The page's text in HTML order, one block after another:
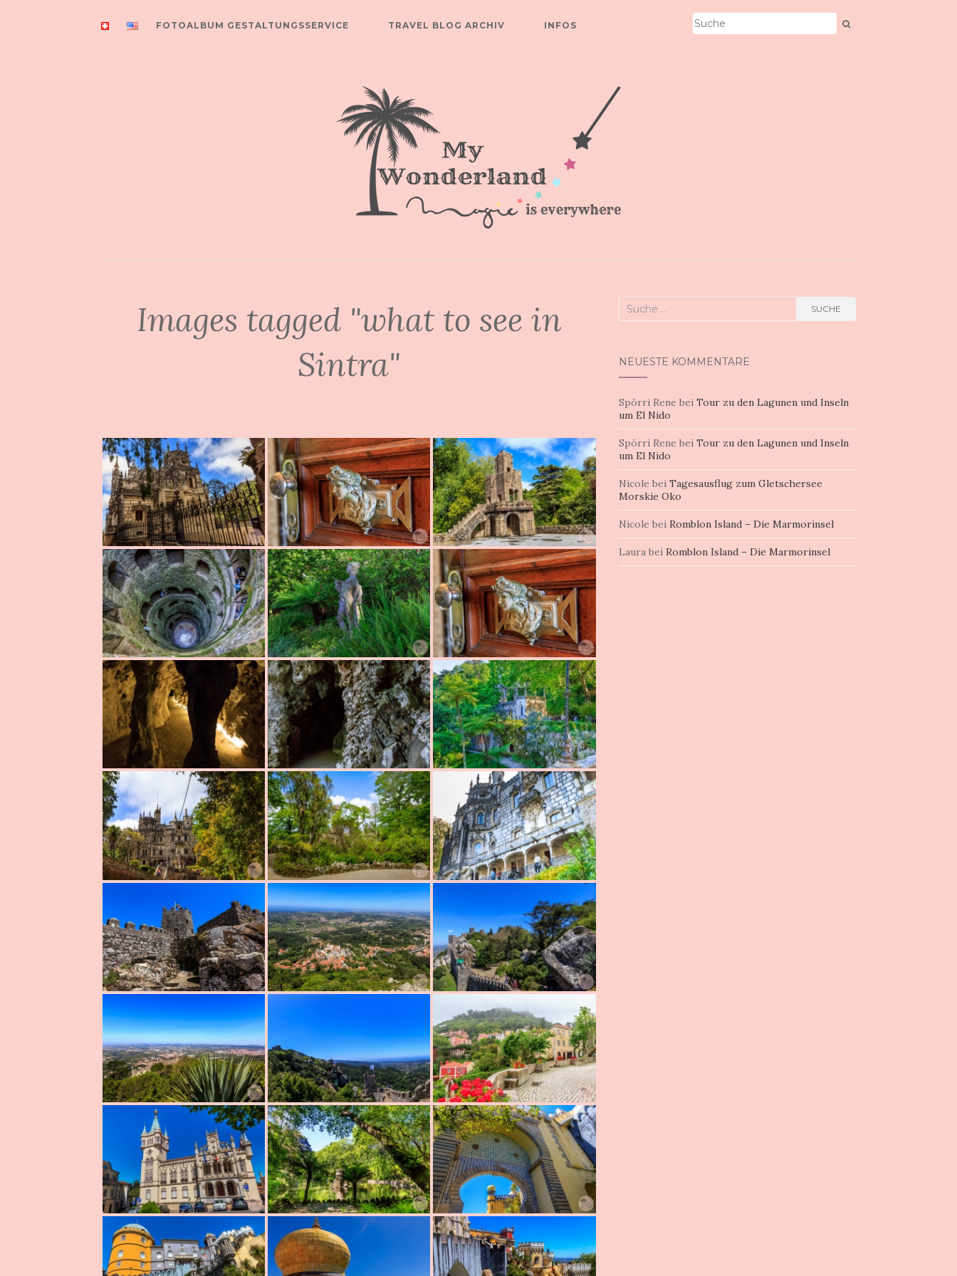
FOTOALBUM GESTALTUNGSSERVICE TRAVEL BLOG ARCHIV INFOS
Images tagged "what to see in
Sintra"
Suche
SUCHE
NEUESTE KOMMENTARE
Spörri Rene bei Tour zu den Lagunen und Inseln
um El Nido
Spörri Rene bei Tour zu den Lagunen und Inseln
um El Nido
Nicole bei Tagesausflug zum Gletschersee
Morskie Oko
Nicole bei Romblon Island – Die Marmorinsel
Laurabei Romblon Island – Die Marmorinsel